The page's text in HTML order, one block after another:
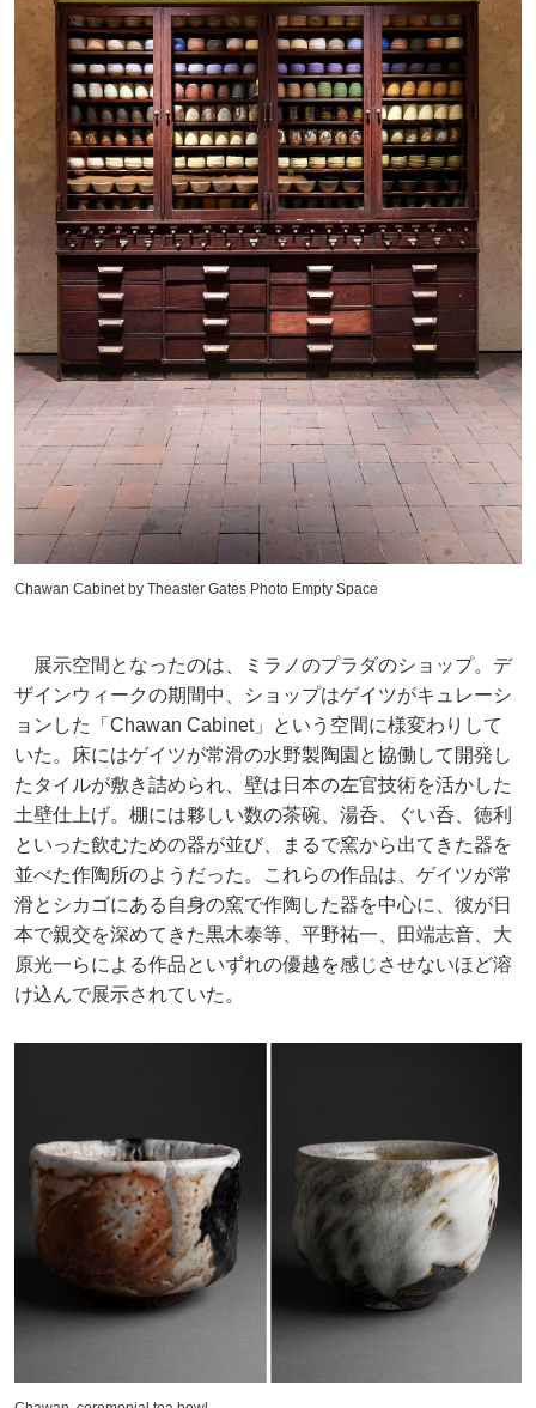
Chawan Cabinet by Theaster Gates Photo Empty Space
展示空間となったのは、ミラノのプラダのショップ。デ
ザインウィークの期間中、ショップはゲイツがキュレーシ
ョンした「Chawan Cabinet」という空間に様変わりして
いた。床にはゲイツが常滑の水野製陶園と協働して開発し
たタイルが敷き詰められ、壁は日本の左官技術を活かした
土壁仕上げ。棚には夥しい数の茶碗、湯呑、ぐい呑、徳利
といった飲むための器が並び、まるで窯から出てきた器を
並べた作陶所のようだった。これらの作品は、ゲイツが常
滑とシカゴにある自身の窯で作陶した器を中心に、彼が日
本で親交を深めてきた黒木泰等、平野祐一、田端志音、大
原光一らによる作品といずれの優越を感じさせないほど溶
け込んで展示されていた。